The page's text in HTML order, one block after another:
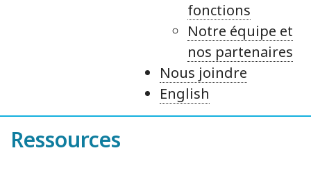
fonctions
Notre équipe et
nos partenaires
Nous joindre
English
Ressources